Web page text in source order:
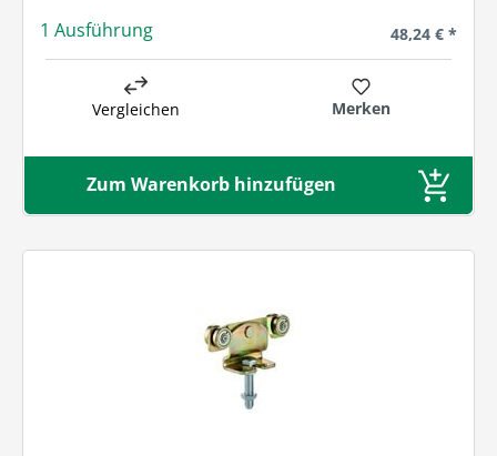
1 Ausführung Regulärer
48,24 € *
Vergleichen Merken
Zum Warenkorb hinzufügen